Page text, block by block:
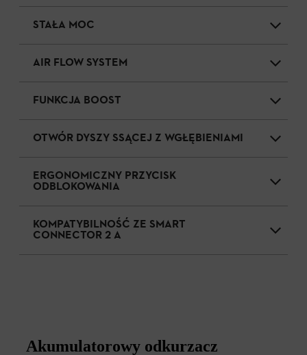
STAŁA MOC
AIR FLOW SYSTEM
FUNKCJA BOOST
OTWÓR DYSZY SSĄCEJ Z WGŁĘBIENIAMI
ERGONOMICZNY PRZYCISK
ODBLOKOWANIA
KOMPATYBILNOŚĆ ZE SMART
CONNECTOR 2 A
Akumulatorowy odkurzacz